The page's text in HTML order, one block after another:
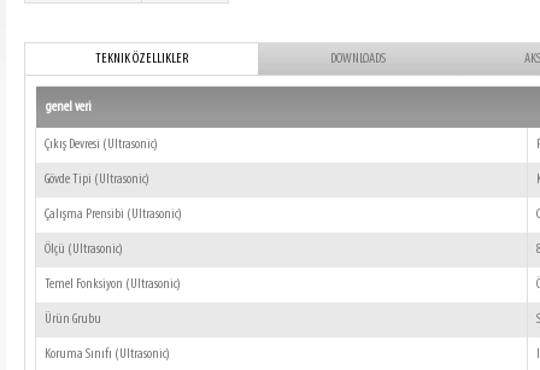
TEKNIK ÖZELLIKLER DOWNLOADS
genel veri
Çıkış Devresi (Ultrasonic)
Gövde Tipi (Ultrasonic)
Çalışma Prensibi (Ultrasonic)
Ölçü (Ultrasonic)
Temel Fonksiyon (Ultrasonic)
Ürün Grubu
Koruma Sınıfı (Ultrasonic)